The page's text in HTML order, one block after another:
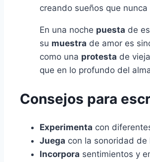
creando sueños que nunca
En una noche puesta de
su muestra de amor es
como una protesta de
que en lo profundo del
Consejos para
Experimenta con
Juega con la sonoridad
Incorpora sentimientos y